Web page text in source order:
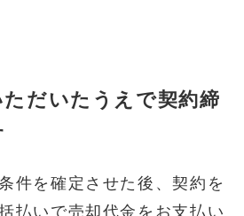
ただいたうえで契約締
件を確定させた後、契約を
払いで売却代金をお支払い